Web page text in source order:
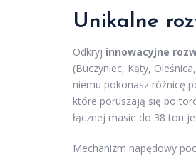
Unikalne
Odkryj innowacyjne
(Buczyniec, Kąty,
niemu pokonasz różnicę
które poruszają się po
łącznej masie do 38 ton
Mechanizm napędowy